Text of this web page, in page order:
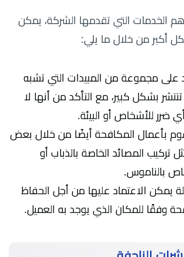
الخدمات التي تقدمها الشركة، يمكن
أكبر من خلال ما يلي:
على مجموعة من المبيدات التي تشبه
تنتشر بشكل كبير، مع التأكد من أنها لا
ضرر للأشخاص أو البيئة.
بأعمال المكافحة أيضًا من خلال بعض
تركيب المصائد الخاصة بالذباب أو
بالناموس.
يمكن الاعتماد عليها من أجل الحفاظ
وفقًا للمكان الذي يوجد به العميل.